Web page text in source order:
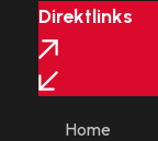
Direktlinks
Home